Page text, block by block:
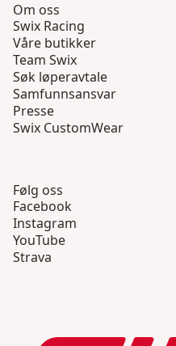
Om oss
Swix Racing
Våre butikker
Team Swix
Søk løperavtale
Samfunnsansvar
Presse
Swix CustomWear
Følg oss
Facebook
Instagram
YouTube
Strava